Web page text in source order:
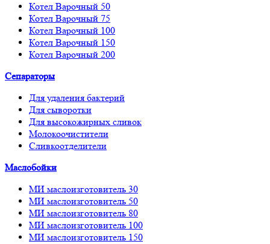
Котел Варочный 50
Котел Варочный 75
Котел Варочный 100
Котел Варочный 150
Котел Варочный 200
Сепараторы
Для удаления бактерий
Для сыворотки
Для высокожирных сливок
Молокоочистители
Сливкоотделители
Маслобойки
МИ маслоизготовитель 30
МИ маслоизготовитель 50
МИ маслоизготовитель 80
МИ маслоизготовитель 100
МИ маслоизготовитель 150